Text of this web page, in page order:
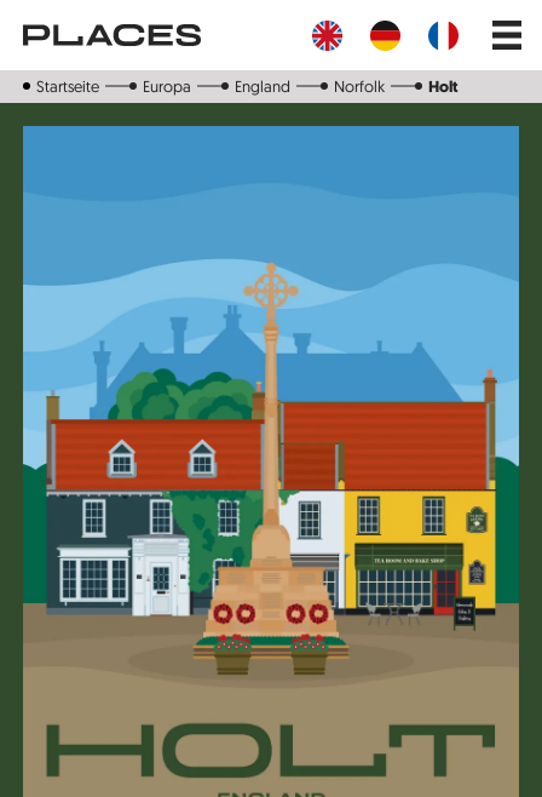
zum
Inhalt
Main
Startseite Europa England Norfolk Holt